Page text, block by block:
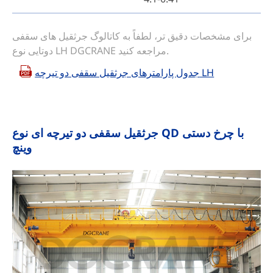
برای مشخصات دقیق تر، لطفاً به کاتالوگ جرثقیل های سقفی
دوتایی نوع LH DGCRANE مراجعه کنید.
جدول پارامترهای جرثقیل سقفی دو تیرچه LH
جرثقیل سقفی دو تیرچه ای نوع QD با چرخ دستی
وینچ